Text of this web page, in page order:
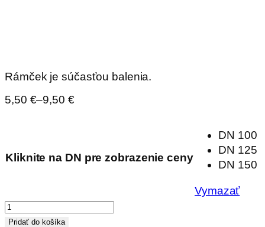
Rámček je súčasťou balenia.
5,50 €–9,50 €
Price
Kliknite na DN pre zobrazenie ceny
DN 100
DN 125
DN 150
Vymazať
množstvo
Tanierový
Pridať do košíka